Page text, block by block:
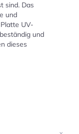
sind. Das
und
UV-
und
dieses